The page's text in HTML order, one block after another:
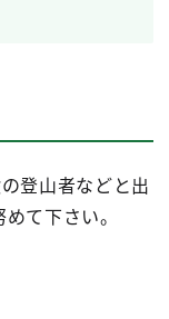
登山者などと出
て下さい。